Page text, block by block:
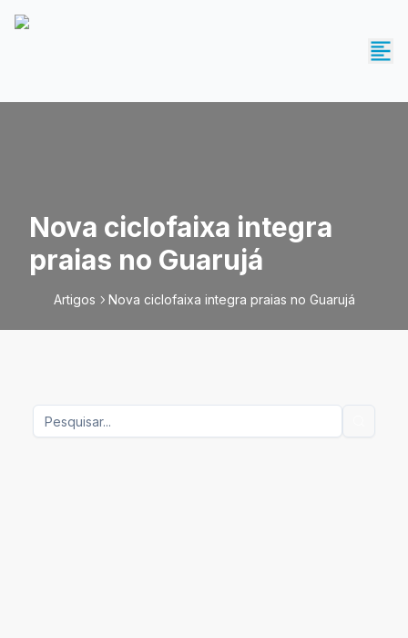
Nova ciclofaixa integra
praias no Guarujá
Artigos Nova ciclofaixa integra praias no Guarujá